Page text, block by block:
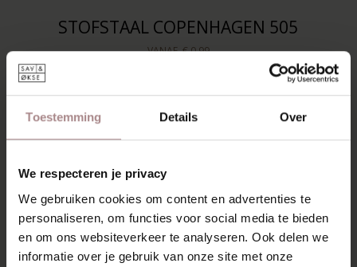
Toestemming Details Over
We respecteren je privacy
We gebruiken cookies om content en advertenties te
personaliseren, om functies voor social media te bieden
en om ons websiteverkeer te analyseren. Ook delen we
informatie over je gebruik van onze site met onze
STOFSTAAL COPENHAGEN 505
VANAF€ 0,99